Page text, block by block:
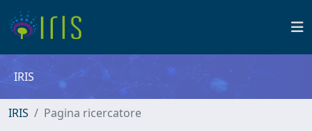
IRIS
IRIS Pagina ricercatore